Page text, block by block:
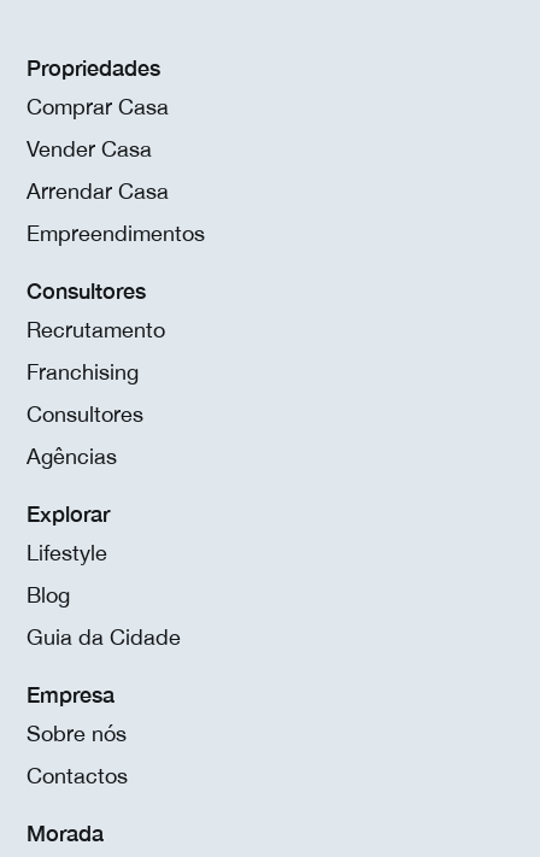
Propriedades
Comprar Casa
Vender Casa
Arrendar Casa
Empreendimentos
Consultores
Recrutamento
Franchising
Consultores
Agências
Explorar
Lifestyle
Blog
Guia da Cidade
Empresa
Sobre nós
Contactos
Morada